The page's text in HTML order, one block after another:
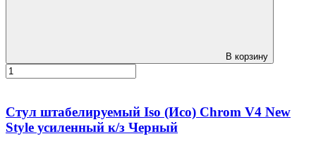
В корзину
Стул штабелируемый Iso (Исо) Chrom V4 New
Style усиленный к/з Черный